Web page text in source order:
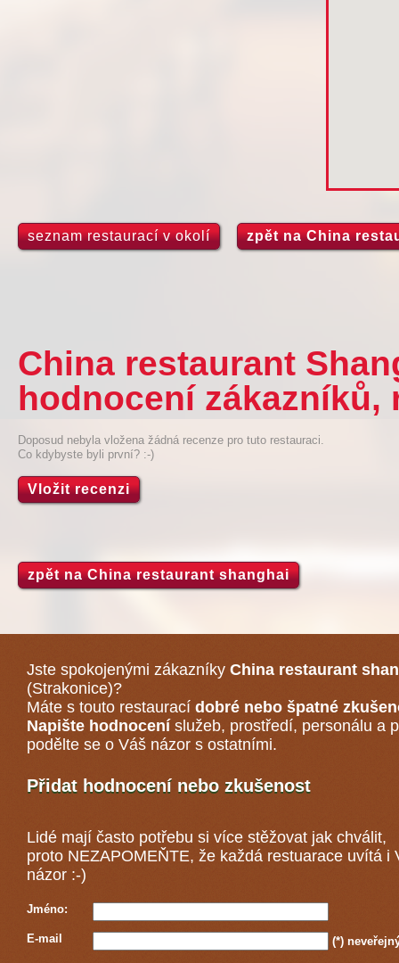
seznam restaurací v okolí zpět na China
China restaurant
hodnocení zákazníků,
Doposud nebyla vložena žádná recenze pro tuto restauraci.
Co kdybyste byli první? :-)
Vložit recenzi
zpět na China restaurant shanghai
Jste spokojenými zákazníky China restaurant
(Strakonice)?
Máte s touto restaurací dobré nebo špatné
Napište hodnocení služeb, prostředí, personálu a
podělte se o Váš názor s ostatními.
Přidat hodnocení nebo zkušenost
Lidé mají často potřebu si více stěžovat jak chválit,
proto NEZAPOMEŇTE, že každá restuarace uvítá i
názor :-)
Jméno:
E-mail (*)